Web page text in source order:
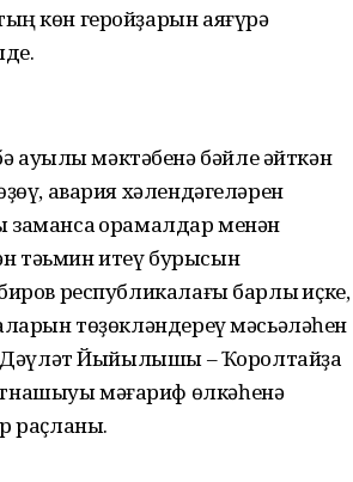
көн геройҙарын аяғүрә
мәктәбенә бәйле әйткән
авария хәлендәгеләрен
ҡорамалдар менән
тәьмин итеү бурысын
респуб­ликалағы барлыҡ иҫке,
төҙөкләндереү мәсьәләһен
Дәүләт Йыйылышы – Ҡоролтайҙа
мәғариф өлкәһенә
раҫланы.